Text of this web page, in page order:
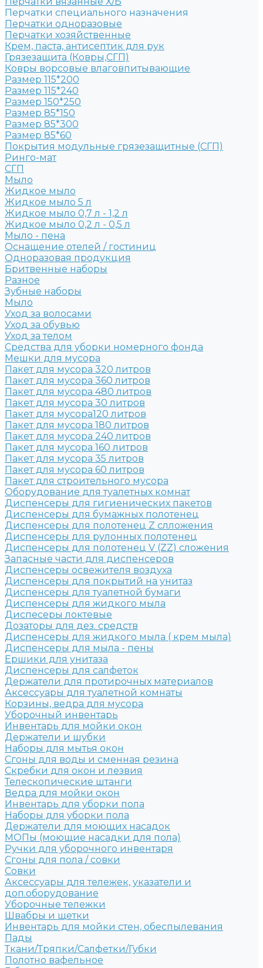
Перчатки специального назначения
Перчатки одноразовые
Перчатки хозяйственные
Крем, паста, антисептик для рук
Грязезащита (Ковры,СГП)
Ковры ворсовые влаговпитывающие
Размер 115*200
Размер 115*240
Размер 150*250
Размер 85*150
Размер 85*300
Размер 85*60
Покрытия модульные грязезащитные (СГП)
Ринго-мат
СГП
Мыло
Жидкое мыло
Жидкое мыло 5 л
Жидкое мыло 0,7 л - 1,2 л
Жидкое мыло 0,2 л - 0,5 л
Мыло - пена
Оснащение отелей / гостиниц
Одноразовая продукция
Бритвенные наборы
Разное
Зубные наборы
Мыло
Уход за волосами
Уход за обувью
Уход за телом
Средства для уборки номерного фонда
Мешки для мусора
Пакет для мусора 320 литров
Пакет для мусора 360 литров
Пакет для мусора 480 литров
Пакет для мусора 30 литров
Пакет для мусора120 литров
Пакет для мусора 180 литров
Пакет для мусора 240 литров
Пакет для мусора 160 литров
Пакет для мусора 35 литров
Пакет для мусора 60 литров
Пакет для строительного мусора
Оборудование для туалетных комнат
Диспенсеры для гигиенических пакетов
Диспенсеры для бумажных полотенец
Диспенсеры для полотенец Z слложения
Диспенсеры для рулонных полотенец
Диспенсеры для полотенец V (ZZ) сложения
Запасные части для диспенсеров
Диспенсеры освежителя воздуха
Диспенсеры для покрытий на унитаз
Диспенсеры для туалетной бумаги
Диспенсеры для жидкого мыла
Диспесеры локтевые
Дозаторы для дез. средств
Диспенсеры для жидкого мыла ( крем мыла)
Диспенсеры для мыла - пены
Ершики для унитаза
Диспенсеры для салфеток
Держатели для протирочных материалов
Аксессуары для туалетной комнаты
Корзины, ведра для мусора
Уборочный инвентарь
Инвентарь для мойки окон
Держатели и шубки
Наборы для мытья окон
Сгоны для воды и сменная резина
Скребки для окон и лезвия
Телескопические штанги
Ведра для мойки окон
Инвентарь для уборки пола
Наборы для уборки пола
Держатели для моющих насадок
МОПы (моющие насадки для пола)
Ручки для уборочного инвентаря
Сгоны для пола / совки
Совки
Аксессуары для тележек, указатели и
доп.оборудование
Уборочные тележки
Швабры и щетки
Инвентарь для мойки стен, обеспылевания
Пады
Ткани/Тряпки/Салфетки/Губки
Полотно вафельное